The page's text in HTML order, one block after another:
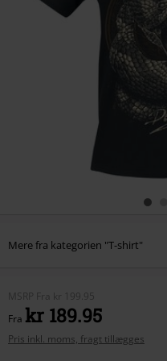
Mere fra kategorien "T-shirt"
MSRP Fra kr 199.95
Fra kr 189.95
Pris inkl. moms, fragt tillægges